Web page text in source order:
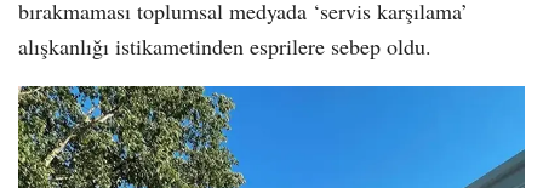
bırakmaması toplumsal medyada ‘servis karşılama’
alışkanlığı istikametinden esprilere sebep oldu.